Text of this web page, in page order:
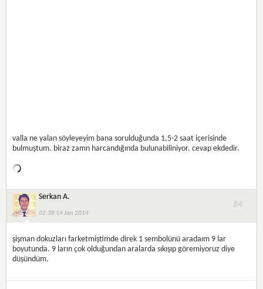
valla ne yalan söyleyeyim bana sorulduğunda 1,5-2 saat içerisinde
bulmuştum. biraz zamn harcandığında bulunabiliniyor. cevap ekdedir.
Serkan A.
02:38 14 Jan 2014
#4
şişman dokuzları farketmiştimde direk 1 sembolünü aradaım 9 lar
boyutunda. 9 ların çok olduğundan aralarda sıkışıp göremiyoruz diye
düşündüm.